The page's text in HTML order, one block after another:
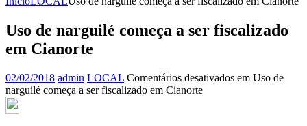
Uso de narguilé começa a ser fiscalizado
em Cianorte
02/02/2018 admin LOCAL Comentários desativados em Uso de
narguilé começa a ser fiscalizado em Cianorte